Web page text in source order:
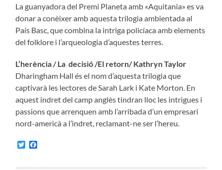
La guanyadora del Premi Planeta amb «Aquitania» es va
donar a conèixer amb aquesta trilogia ambientada al
País Basc, que combina la intriga policíaca amb elements
del folklore i l’arqueologia d’aquestes terres.
L’herència / La decisió /El retorn/ Kathryn Taylor
Dharingham Hall és el nom d’aquesta trilogia que
captivarà les lectores de Sarah Lark i Kate Morton. En
aquest indret del camp anglès tindran lloc les intrigues i
passions que arrenquen amb l’arribada d’un empresari
nord-americà a l’indret, reclamant-ne ser l’hereu.
Twitter